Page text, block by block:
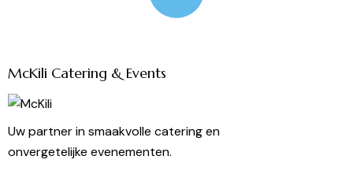
McKili Catering & Events
Uw partner in smaakvolle catering en
onvergetelijke evenementen.